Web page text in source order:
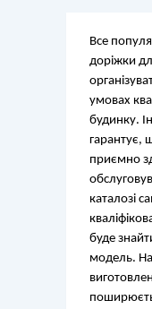
Все
доріжки
умовах
будинку.
гарантує,
приємно
каталозі
буде
модель.